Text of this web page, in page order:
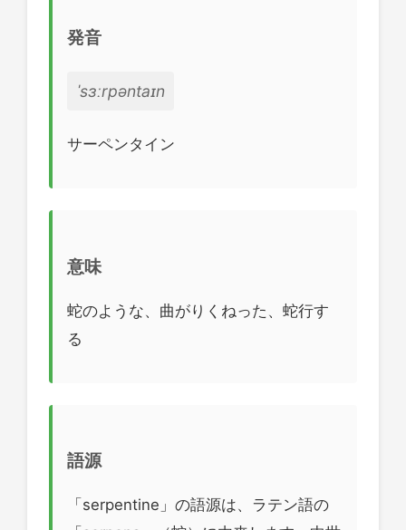
発音
ˈsɜːrpəntaɪn
サーペンタイン
意味
蛇のような、曲がりくねった、蛇行す
る
語源
「serpentine」の語源は、ラテン語の